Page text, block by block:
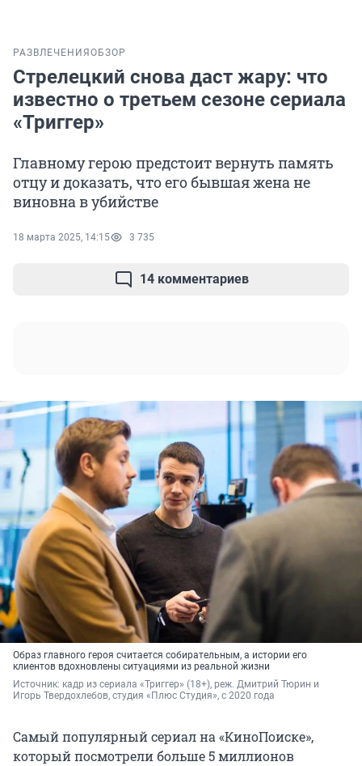
РАЗВЛЕЧЕНИЯ ОБЗОР
Стрелецкий снова даст жару: что
известно о третьем сезоне сериала
«Триггер»
Главному герою предстоит вернуть память
отцу и доказать, что его бывшая жена не
виновна в убийстве
18 марта 2025, 14:15 3 735
14 комментариев
Образ главного героя считается собирательным, а истории его
клиентов вдохновлены ситуациями из реальной жизни
Источник: кадр из сериала «Триггер» (18+), реж. Дмитрий Тюрин
Игорь Твердохлебов, студия «Плюс Студия», с 2020 года
Самый популярный сериал на «КиноПоиске»,
который посмотрели больше 5 миллионов